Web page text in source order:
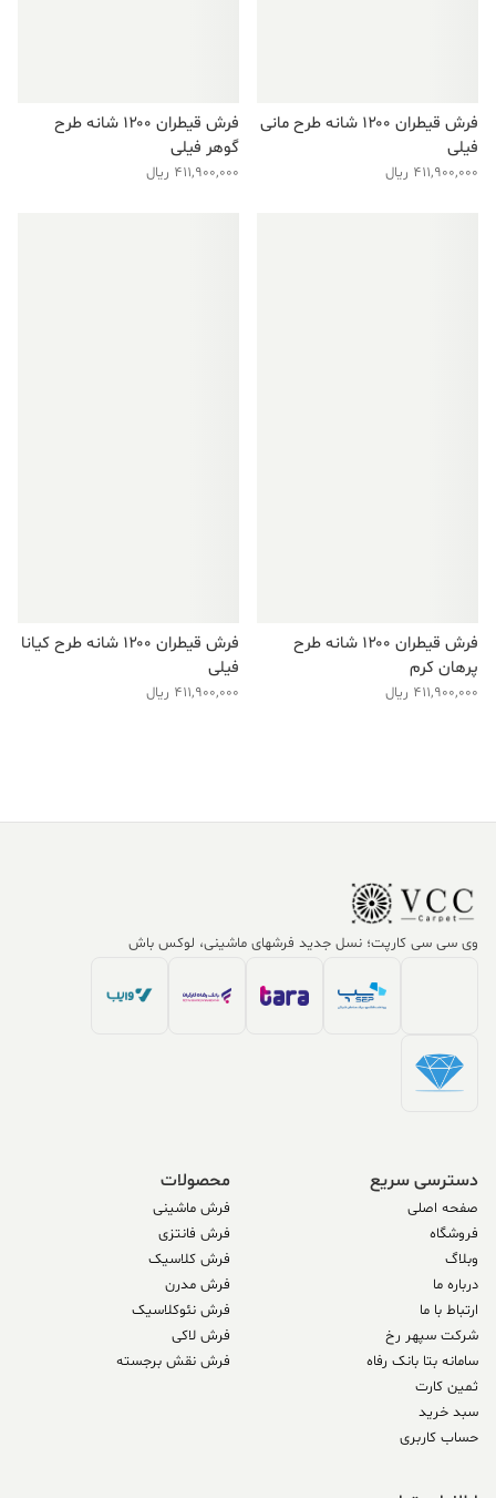
فرش قیطران ۱۲۰۰ شانه طرح مانی
فیلی
411,900,000 ریال
فرش قیطران ۱۲۰۰ شانه طرح
گوهر فیلی
411,900,000 ریال
فرش قیطران ۱۲۰۰ شانه طرح
پرهان کرم
411,900,000 ریال
فرش قیطران ۱۲۰۰ شانه طرح کیانا
فیلی
411,900,000 ریال
وی سی سی کارپت؛ نسل جدید فرشهای ماشینی، لوکس باش
دسترسی سریع
صفحه اصلی
فروشگاه
وبلاگ
درباره ما
ارتباط با ما
شرکت سپهر رخ
سامانه بتا بانک رفاه
ثمین کارت
سبد خرید
حساب کاربری
محصولات
فرش ماشینی
فرش فانتزی
فرش کلاسیک
فرش مدرن
فرش نئوکلاسیک
فرش لاکی
فرش نقش برجسته